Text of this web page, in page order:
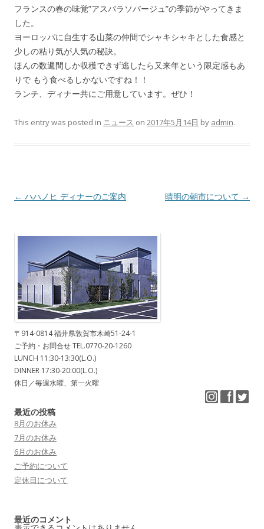
フランスの春の味覚”アスパラソバージュ”の季節がやってきま
した。
ヨーロッパに自生する山菜の仲間でシャキシャキとした食感と
少しの粘り気が人気の秘訣。
ほんの数週間しか収穫できず逃したら又来年という限定感もあ
りで もう食べるしかないですね！！
ランチ、ディナー共にご用意しています。ぜひ！
This entry was posted in ニュース on 2017年5月14日 by admin.
Post navigation
← ハハノヒ ディナーのご案内 晴明の朝市について →
〒914-0814 福井県敦賀市木崎51-24-1
ご予約・お問合せ TEL.0770-20-1260
LUNCH 11:30-13:30(L.O.)
DINNER 17:30-20:00(L.O.)
休日／毎週水曜、第一火曜
最近の投稿
8月のお休み
7月のお休み
6月のお休み
ご予約について
定休日について
最近のコメント